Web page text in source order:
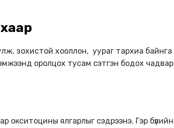
зохистой хооллон, уураг тархиа байнга
оролцох тусам сэтгэн бодох чадвар
ялгарлыг сэдрээнэ. Гэр бүлийн